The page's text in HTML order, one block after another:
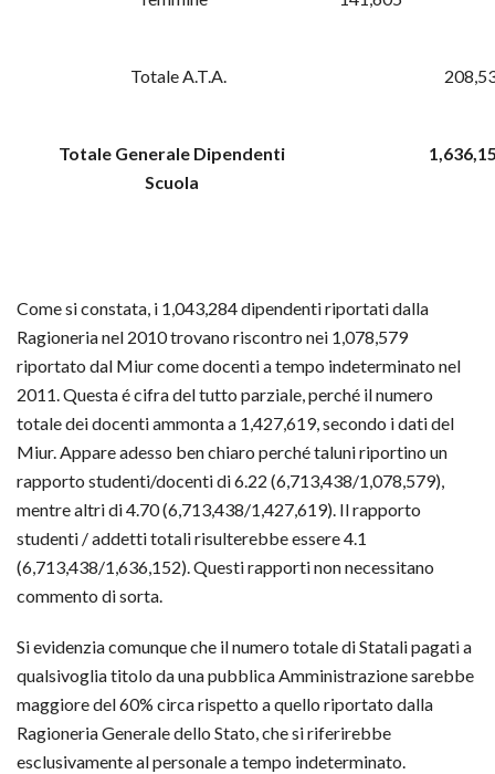
Totale A.T.A.
Totale Generale Dipendenti
Scuola
Come si constata, i 1,043,284 dipendenti riportati dalla
Ragioneria nel 2010 trovano riscontro nei 1,078,579
riportato dal Miur come docenti a tempo indeterminato nel
2011. Questa é cifra del tutto parziale, perché il numero
totale dei docenti ammonta a 1,427,619, secondo i dati del
Miur. Appare adesso ben chiaro perché taluni riportino un
rapporto studenti/docenti di 6.22 (6,713,438/1,078,579),
mentre altri di 4.70 (6,713,438/1,427,619). Il rapporto
studenti / addetti totali risulterebbe essere 4.1
(6,713,438/1,636,152). Questi rapporti non necessitano
commento di sorta.
Si evidenzia comunque che il numero totale di Statali pagati a
qualsivoglia titolo da una pubblica Amministrazione sarebbe
maggiore del 60% circa rispetto a quello riportato dalla
Ragioneria Generale dello Stato, che si riferirebbe
esclusivamente al personale a tempo indeterminato.